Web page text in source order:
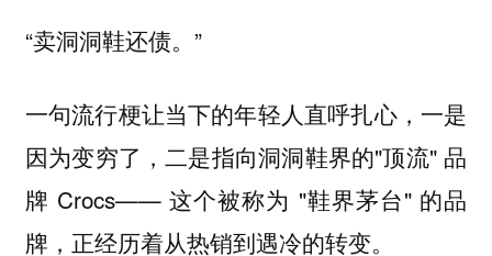
“卖洞洞鞋还债。”
一句流行梗让当下的年轻人直呼扎心，一是
因为变穷了，二是指向洞洞鞋界的"顶流" 品
牌 Crocs—— 这个被称为 "鞋界茅台" 的品
牌，正经历着从热销到遇冷的转变。